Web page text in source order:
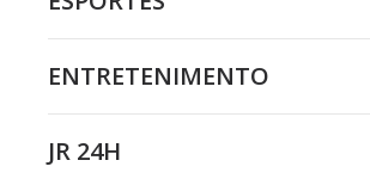
ENTRETENIMENTO
JR 24H